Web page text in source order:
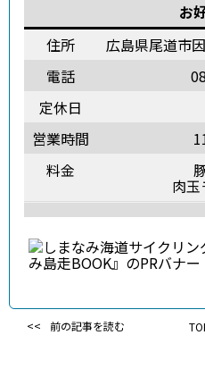
お
住所
広島県尾道市
電話
定休日
営業時間
料金
肉
前の記事を読む